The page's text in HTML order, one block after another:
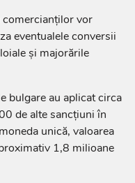
comercianților vor
eventualele conversii
și majorările
bulgare au aplicat circa
de alte sancțiuni în
unică, valoarea
1,8 milioane